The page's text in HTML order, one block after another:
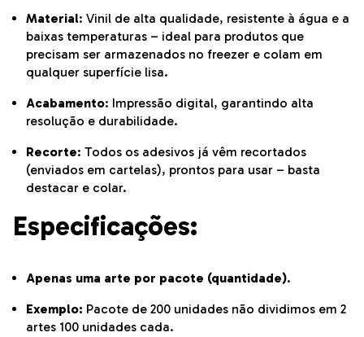
Material: Vinil de alta qualidade, resistente à água e a
baixas temperaturas – ideal para produtos que
precisam ser armazenados no freezer e colam em
qualquer superfície lisa.
Acabamento: Impressão digital, garantindo alta
resolução e durabilidade.
Recorte: Todos os adesivos já vêm recortados
(enviados em cartelas), prontos para usar – basta
destacar e colar.
Especificações:
Apenas uma arte por pacote (quantidade).
Exemplo: Pacote de 200 unidades não dividimos em 2
artes 100 unidades cada.